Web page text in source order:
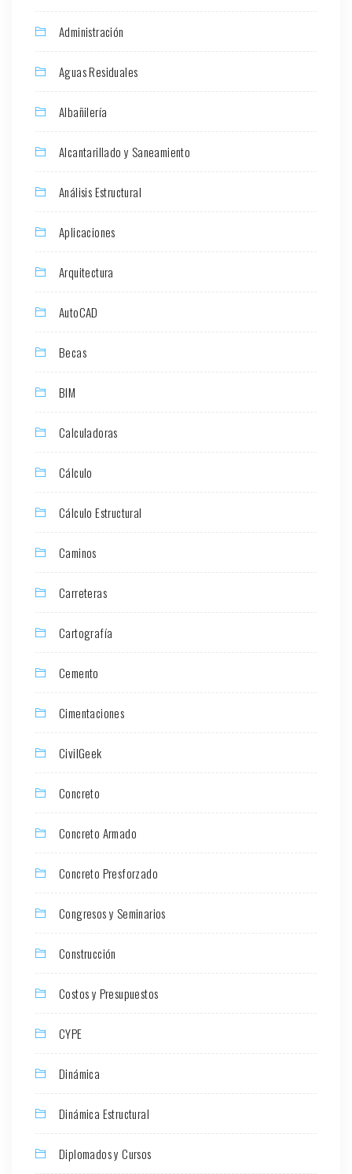
Administración
Aguas Residuales
Albañilería
Alcantarillado y Saneamiento
Análisis Estructural
Aplicaciones
Arquitectura
AutoCAD
Becas
BIM
Calculadoras
Cálculo
Cálculo Estructural
Caminos
Carreteras
Cartografía
Cemento
Cimentaciones
CivilGeek
Concreto
Concreto Armado
Concreto Presforzado
Congresos y Seminarios
Construcción
Costos y Presupuestos
CYPE
Dinámica
Dinámica Estructural
Diplomados y Cursos